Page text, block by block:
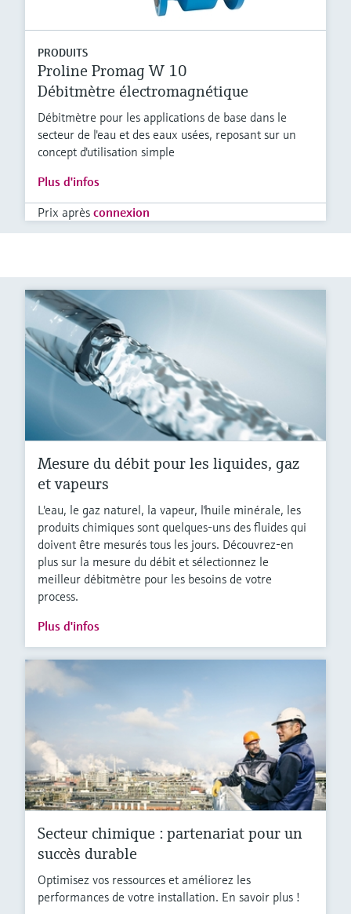
PRODUITS
Proline Promag W 10
Débitmètre électromagnétique
Débitmètre pour les applications de base dans le
secteur de l'eau et des eaux usées, reposant sur un
concept d'utilisation simple
Plus d'infos
Prix après connexion
Mesure du débit pour les liquides, gaz
et vapeurs
L'eau, le gaz naturel, la vapeur, l'huile minérale, les
produits chimiques sont quelques-uns des fluides qui
doivent être mesurés tous les jours. Découvrez-en
plus sur la mesure du débit et sélectionnez le
meilleur débitmètre pour les besoins de votre
process.
Plus d'infos
Secteur chimique : partenariat pour un
succès durable
Optimisez vos ressources et améliorez les
performances de votre installation. En savoir plus !